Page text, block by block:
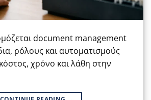
document management
ρόλους και αυτοματισμούς
χρόνο και λάθη στην